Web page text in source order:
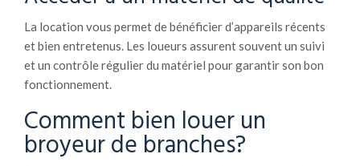
La location vous permet de bénéficier d’appareils récents
et bien entretenus. Les loueurs assurent souvent un suivi
et un contrôle régulier du matériel pour garantir son bon
fonctionnement.
Comment bien louer un
broyeur de branches?